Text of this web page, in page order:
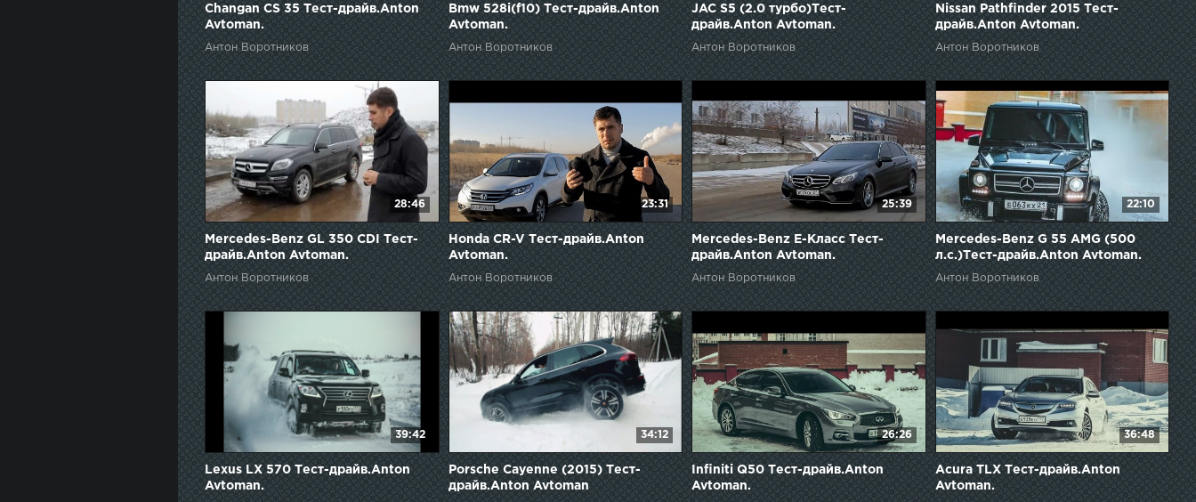
Changan CS 35 Тест-драйв.Anton
Avtoman.
Антон Воротников
Bmw 528i(f10) Тест-драйв.Anton
Avtoman.
Антон Воротников
JAC S5 (2.0 турбо)Тест-
драйв.Anton Avtoman.
Антон Воротников
Nissan Pathfinder 2015 Тест-
драйв.Anton Avtoman.
Антон Воротников
28:46
Mercedes-Benz GL 350 CDI Тест-
драйв.Anton Avtoman.
Антон Воротников
23:31
Honda CR-V Тест-драйв.Anton
Avtoman.
Антон Воротников
25:39
Mercedes-Benz E-Класс Тест-
драйв.Anton Avtoman.
Антон Воротников
22:10
Mercedes-Benz G 55 AMG (500
л.с.)Тест-драйв.Anton Avtoman.
Антон Воротников
39:42
Lexus LX 570 Тест-драйв.Anton
Avtoman.
34:12
Porsche Cayenne (2015) Тест-
драйв.Anton Avtoman
26:26
Infiniti Q50 Тест-драйв.Anton
Avtoman.
36:48
Acura TLX Тест-драйв.Anton
Avtoman.